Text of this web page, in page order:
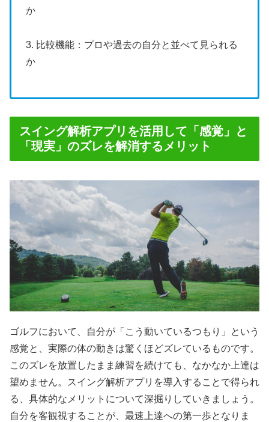
か
3. 比較機能：プロや過去の自分と並べて見られる
か
スイング解析アプリを活用して「感覚」と
「現実」のズレを解消するメリット
ゴルフにおいて、自分が「こう動いているつもり」という
感覚と、実際の体の動きは驚くほどズレているものです。
このズレを放置したまま練習を続けても、なかなか上達は
望めません。スイング解析アプリを導入することで得られ
る、具体的なメリットについて深掘りしていきましょう。
自分を客観視することが、最速上達への第一歩となりま